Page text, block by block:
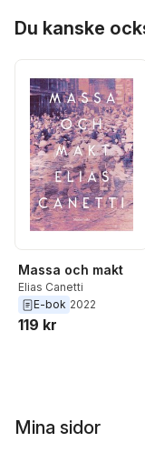
Du kanske
Massa och makt
Elias Canetti
E-bok 2022
119 kr
Mina sidor